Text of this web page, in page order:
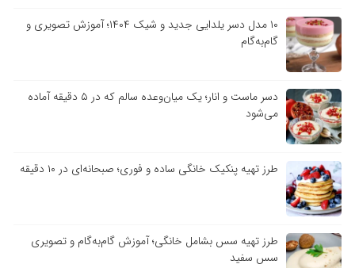
۱۰ مدل دسر یلدایی جدید و شیک ۱۴۰۴؛ آموزش تصویری و
گام‌به‌گام
دسر ماست و انار؛ یک میان‌وعده سالم که در ۵ دقیقه آماده
می‌شود
طرز تهیه پنکیک خانگی ساده و فوری؛ صبحانه‌ای در ۱۰ دقیقه
طرز تهیه سس بشامل خانگی؛ آموزش گام‌به‌گام و تصویری
سس سفید